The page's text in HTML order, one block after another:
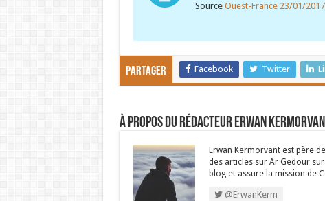
Source Ouest-France 23/01/2017
Partager Facebook Twitter
À propos du rédacteur Erwan
Erwan Kermorvant est père
des articles sur Ar Gedour
blog et assure la mission de
@ErwanKerm